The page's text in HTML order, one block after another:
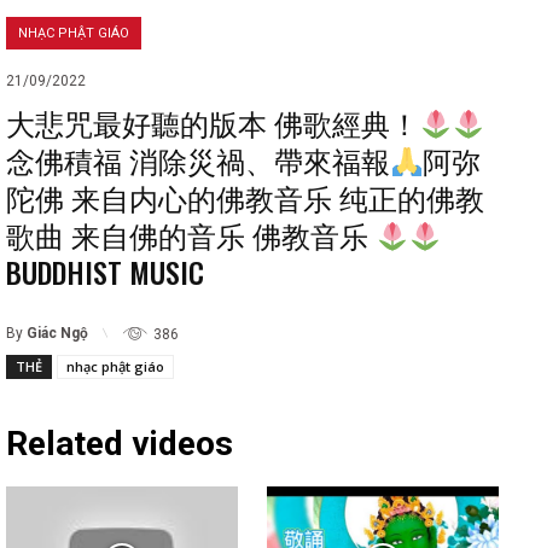
NHẠC PHẬT GIÁO
21/09/2022
大悲咒最好聽的版本 佛歌經典！
念佛積福 消除災禍、帶來福報
阿弥
陀佛 来自内心的佛教音乐 纯正的佛教
歌曲 来自佛的音乐 佛教音乐
BUDDHIST MUSIC
By Giác Ngộ 386
THẺ nhạc phật giáo
Related videos